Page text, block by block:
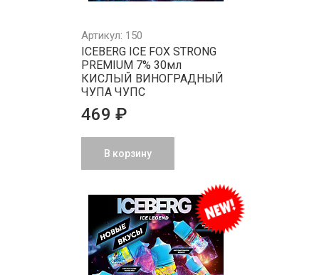
Артикул: 150
ICEBERG ICE FOX STRONG
PREMIUM 7% 30мл
КИСЛЫЙ ВИНОГРАДНЫЙ
ЧУПА ЧУПС
469 ₽
В корзину